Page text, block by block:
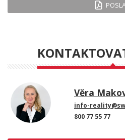
Věra
info-
800 77 55 77